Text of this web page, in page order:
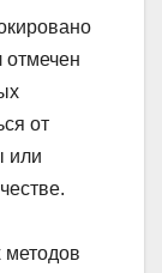
от
или
методов